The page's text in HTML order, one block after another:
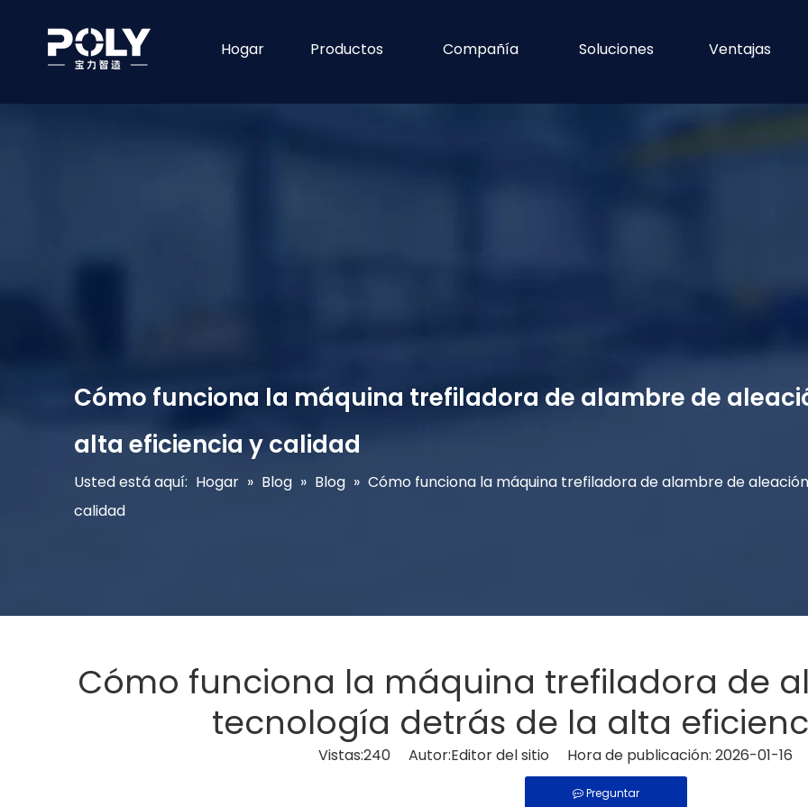
Hogar Productos Compañía Soluciones Ventajas
Cómo funciona la máquina trefiladora de alambre de
alta eficiencia y calidad
Usted está aquí: Hogar » Blog » Blog » Cómo funciona la máquina trefiladora de alambre de
calidad
Cómo funciona la máquina trefiladora de
tecnología detrás de la alta
Vistas:240 Autor:Editor del sitio Hora de publicación: 2026-01-
Preguntar